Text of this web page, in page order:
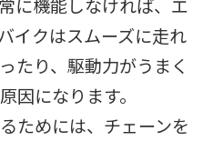
イクはスムーズに走れ
たり、駆動力がうまく
因になります。
ためには、チェーンを